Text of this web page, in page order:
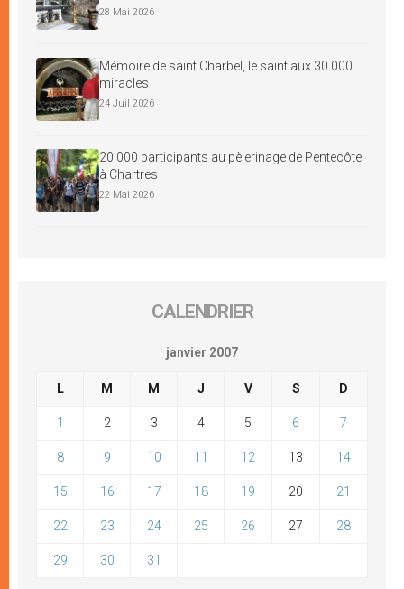
28 Mai 2026
Mémoire de saint Charbel, le saint aux 30 000
miracles
24 Juil 2026
20 000 participants au pèlerinage de Pentecôte
à Chartres
22 Mai 2026
CALENDRIER
janvier 2007
L M M J V S D
1 2 3 4 5 6 7
8 9 10 11 12 13 14
15 16 17 18 19 20 21
22 23 24 25 26 27 28
29 30 31